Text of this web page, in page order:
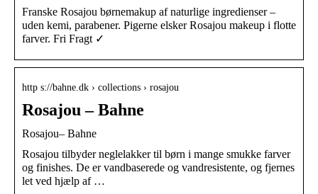
Franske Rosajou børnemakup af naturlige ingredienser –
uden kemi, parabener. Pigerne elsker Rosajou makeup i flotte
farver. Fri Fragt ✓
http s://bahne.dk › collections › rosajou
Rosajou – Bahne
Rosajou– Bahne
Rosajou tilbyder neglelakker til børn i mange smukke farver
og finishes. De er vandbaserede og vandresistente, og fjernes
let ved hjælp af …